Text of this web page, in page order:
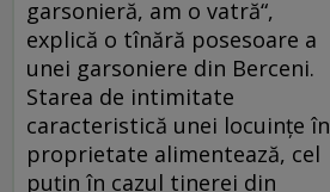
garsonieră, am o vatră“,
explică o tînără posesoare a
unei garsoniere din Berceni.
Starea de intimitate
caracteristică unei locuințe în
proprietate alimentează, cel
puțin în cazul tinerei din